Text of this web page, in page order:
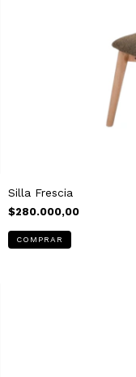
Silla Frescia
$280.000,00